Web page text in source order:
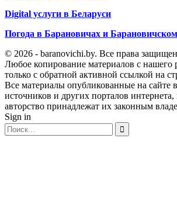
Digital услуги в Беларуси
Погода в Барановичах и
© 2026 - baranovichi.by. Все права
Любое копирование материалов с нашего
только с обратной активной ссылкой на
Все материалы опубликованные на сайте
источников и других порталов интернета,
авторство принадлежат их законным
Sign in